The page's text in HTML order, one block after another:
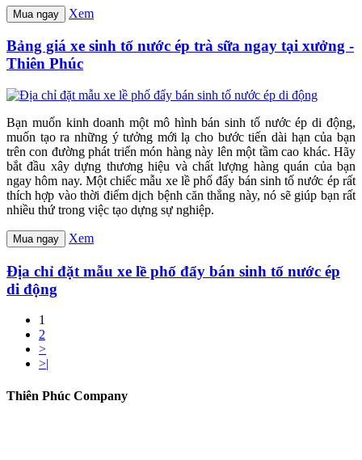
Mua ngay Xem
Bảng giá xe sinh tố nước ép trà sữa ngay tại xưởng -
Thiên Phúc
Bạn muốn kinh doanh một mô hình bán sinh tố nước ép di động,
muốn tạo ra những ý tưởng mới lạ cho bước tiến dài hạn của bạn
trên con đường phát triển món hàng này lên một tầm cao khác. Hãy
bắt đầu xây dựng thương hiệu và chất lượng hàng quán của bạn
ngay hôm nay. Một chiếc mẫu xe lề phố đẩy bán sinh tố nước ép rất
thích hợp vào thời điểm dịch bệnh căn thẳng này, nó sẽ giúp bạn rất
nhiều thứ trong việc tạo dựng sự nghiệp.
Mua ngay Xem
Địa chỉ đặt mẫu xe lề phố đẩy bán sinh tố nước ép
di động
1
2
>
>|
Thiên Phúc Company